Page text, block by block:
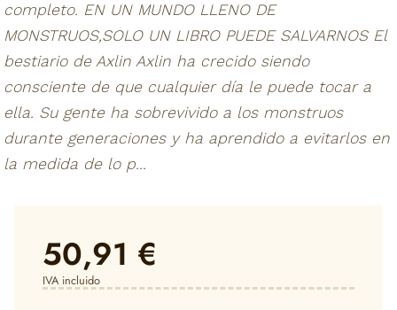
completo. EN UN MUNDO LLENO DE
MONSTRUOS,SOLO UN LIBRO PUEDE SALVARNOS El
bestiario de Axlin Axlin ha crecido siendo
consciente de que cualquier día le puede tocar a
ella. Su gente ha sobrevivido a los monstruos
durante generaciones y ha aprendido a evitarlos en
la medida de lo p...
50,91 €
IVA incluido